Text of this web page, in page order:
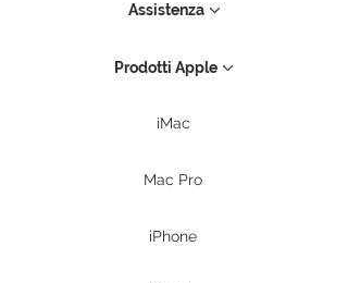
Assistenza
Prodotti Apple
iMac
Mac Pro
iPhone